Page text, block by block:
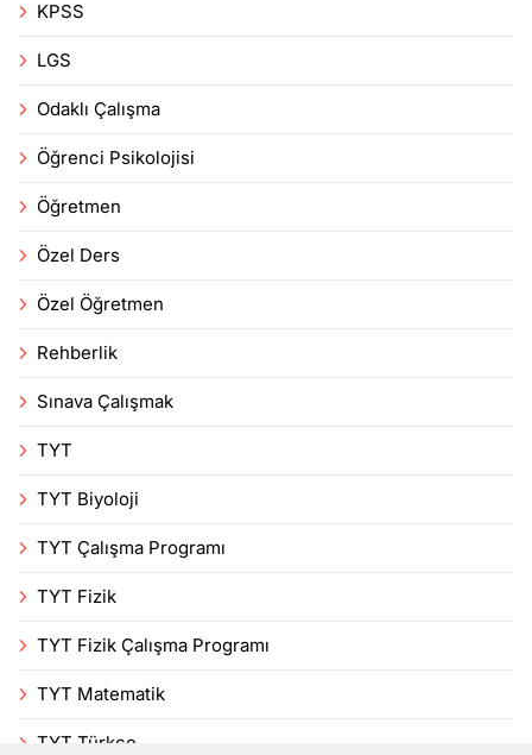
KPSS
LGS
Odaklı Çalışma
Öğrenci Psikolojisi
Öğretmen
Özel Ders
Özel Öğretmen
Rehberlik
Sınava Çalışmak
TYT
TYT Biyoloji
TYT Çalışma Programı
TYT Fizik
TYT Fizik Çalışma Programı
TYT Matematik
TYT Türkçe